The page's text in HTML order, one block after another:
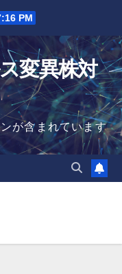
PM
変異株対
が含まれています